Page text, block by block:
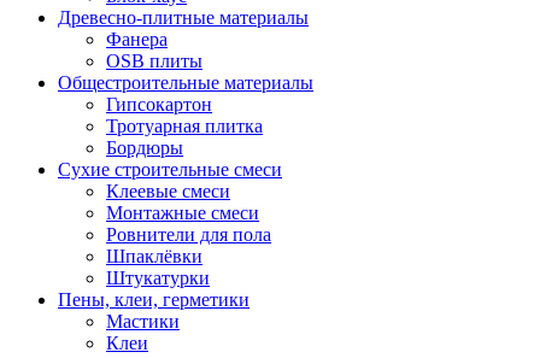
Древесно-плитные материалы
Фанера
OSB плиты
Общестроительные материалы
Гипсокартон
Тротуарная плитка
Бордюры
Сухие строительные смеси
Клеевые смеси
Монтажные смеси
Ровнители для пола
Шпаклёвки
Штукатурки
Пены, клеи, герметики
Мастики
Клеи